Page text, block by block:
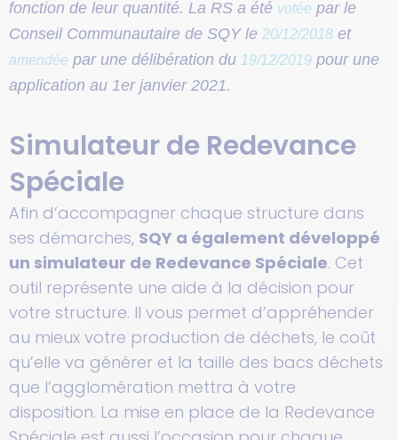
fonction de leur quantité. La RS a été votée par le
Conseil Communautaire de SQY le 20/12/2018 et
amendée par une délibération du 19/12/2019 pour une
application au 1er janvier 2021.
Simulateur de Redevance
Spéciale
Afin d’accompagner chaque structure dans
ses démarches, SQY a également développé
un simulateur de Redevance Spéciale. Cet
outil représente une aide à la décision pour
votre structure. Il vous permet d’appréhender
au mieux votre production de déchets, le coût
qu’elle va générer et la taille des bacs déchets
que l’agglomération mettra à votre
disposition. La mise en place de la Redevance